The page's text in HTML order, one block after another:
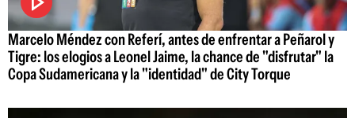
Marcelo Méndez con Referí, antes de enfrentar a Peñarol y
Tigre: los elogios a Leonel Jaime, la chance de "disfrutar" la
Copa Sudamericana y la "identidad" de City Torque